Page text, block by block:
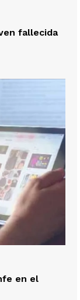
fallecida
en el